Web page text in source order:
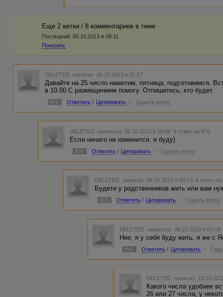
Еще 2 ветки / 8 комментариев в темe
Последний: 05.10.2013 в 09:11
Показать
DELETED написал 06.10.2013 в 07:57
Давайте на 25 число наметим, пятница, подготовимся.
в 10.00.С размещением помогу. Отпишитесь, кто будет.
#76 Ответить / Цитировать / Скрыть ветку
DELETED написала 06.10.2013 в 09:08 в ответ на #76
Если ничего не изменится, я буду)
#84 Ответить / Цитировать / Скрыть ветку
DELETED написал 06.10.2013 в 09:13 в ответ
Будете у родственников жить или вам
#85 Ответить / Цитировать / Скрыть ветку
DELETED написала 06.10.2013 в
Нее, я у себя буду жить, я же с
#86 Ответить / Цитировать /
DELETED написал
Какого числа удобнее
26 или 27 числа, у